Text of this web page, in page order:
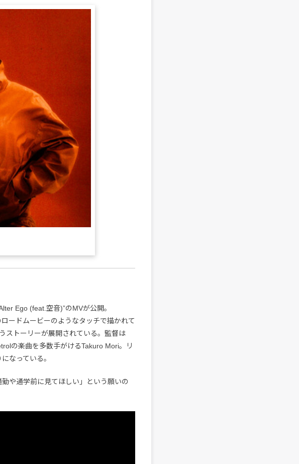
Ego (feat.空音)”のMVが公開。
ードムービーのようなタッチで描かれて
ストーリーが展開されている。監督は
の楽曲を多数手がけるTakuro Mori。リ
なっている。
や通学前に見てほしい」という願いの